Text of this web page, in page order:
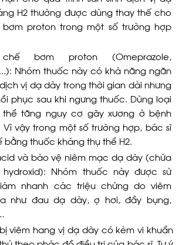
H2 thường được dùng thay thế cho
proton trong một số trường hợp
bơm proton (Omeprazole,
Nhóm thuốc này có khả năng ngăn
vị dạ dày trong thời gian dài nhưng
phục sau khi ngưng thuốc. Dùng loại
tăng nguy cơ gãy xương ở bệnh
vậy trong một số trường hợp, bác sĩ
thuốc kháng thụ thể H2.
và bảo vệ niêm mạc dạ dày (chứa
Nhóm thuốc này được sử
nhanh các triệu chứng do viêm
như đau dạ dày, ợ hơi, đầy bụng,
viêm hang vị dạ dày có kèm vi khuẩn